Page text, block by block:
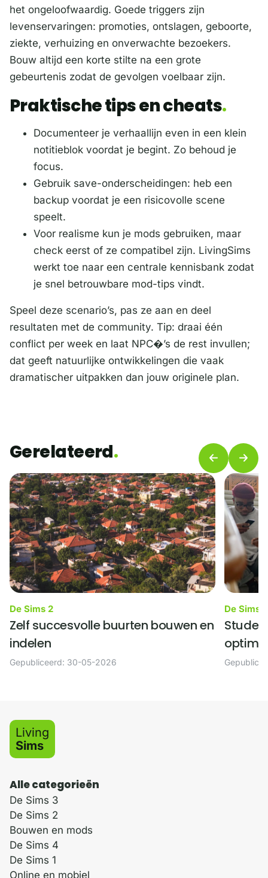
het ongeloofwaardig. Goede triggers zijn
levenservaringen: promoties, ontslagen, geboorte,
ziekte, verhuizing en onverwachte bezoekers.
Bouw altijd een korte stilte na een grote
gebeurtenis zodat de gevolgen voelbaar zijn.
Praktische tips en cheats
Documenteer je verhaallijn even in een klein
notitieblok voordat je begint. Zo behoud je
focus.
Gebruik save-onderscheidingen: heb een
backup voordat je een risicovolle scene
speelt.
Voor realisme kun je mods gebruiken, maar
check eerst of ze compatibel zijn. LivingSims
werkt toe naar een centrale kennisbank zodat
je snel betrouwbare mod-tips vindt.
Speel deze scenario’s, pas ze aan en deel
resultaten met de community. Tip: draai één
conflict per week en laat NPC�’s de rest invullen;
dat geeft natuurlijke ontwikkelingen die vaak
dramatischer uitpakken dan jouw originele plan.
Gerelateerd
De Sims 2
Zelf succesvolle buurten bouwen en
indelen
Gepubliceerd: 30-05-2026
De Sims 2
Living
Sims
Alle categorieën
De Sims 3
De Sims 2
Bouwen en mods
De Sims 4
De Sims 1
Online en mobiel